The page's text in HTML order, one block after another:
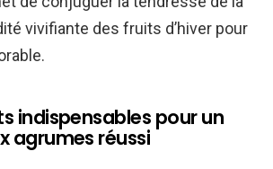
vivifiante des fruits d’hiver pour
indispensables pour un
agrumes réussi